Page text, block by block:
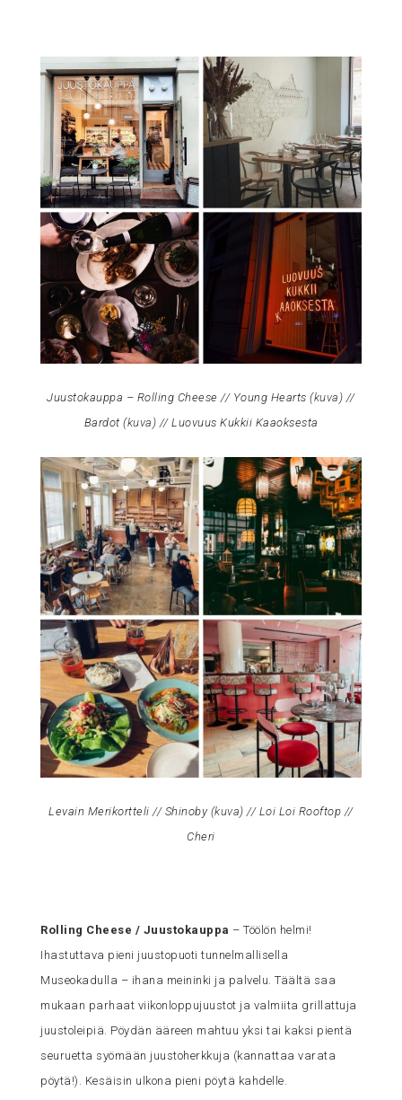
Juustokauppa – Rolling Cheese // Young Hearts (kuva ) //
Bardot (kuva ) // Luovuus Kukkii Kaaoksesta
Levain Merikortteli // Shinoby (kuva) // Loi Loi Rooftop //
Cheri
Rolling Cheese / Juustokauppa – Töölön helmi!
Ihastuttava pieni juustopuoti tunnelmallisella
Museokadulla – ihana meininki ja palvelu. Täältä saa
mukaan parhaat viikonloppujuustot ja valmiita grillattuja
juustoleipiä. Pöydän ääreen mahtuu yksi tai kaksi pientä
seuruetta syömään juustoherkkuja (kannattaa varata
pöytä!). Kesäisin ulkona pieni pöytä kahdelle.